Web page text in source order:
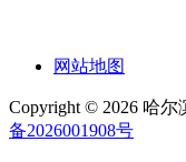
网站地图
Copyright © 2026 哈
备2026001908号